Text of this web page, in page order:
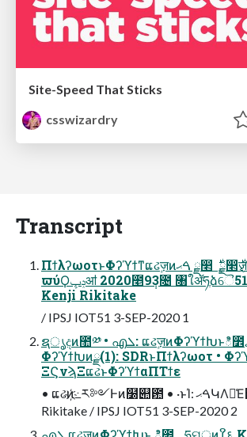
Site-Speed That Sticks
csswizardry
Transcript
ΠϯλʔωοτͱΦʔϓϯͳແઢٕज़ͷࠓޙ ྗ෢ ݈࣍ ྗ෢݈ٕ࣍ज़࢜ࣄ຿ॴ /
ϖύϘݚڀॴ 2020೥9݄3೔ ৘ใॲཧֶձୈ51ճIOTݚڀձ
Kenji Rikitake
/ IPSJ IOT51 3-SEP-2020 1
ຊൃදͷ಺༰ • എܠ: ແઢٕज़ͷΦʔϓϯԽͱి೾؂ཧମ੍ͷໃ६ •
ΦʔϓϯԽͷྫ(1): SDRͱΠϯλʔωοτ •
ΞϚνϡΞແઢͱΦʔϓϯαΠΤϯε
• ແઢͷ҉߸ར༻Ͱͷ໰୊఺ • ·ͱΊ: ࠓޙԿΛม͑Ε͹͍͍ͷ͔ Kenji
Rikitake / IPSJ IOT51 3-SEP-2020 2